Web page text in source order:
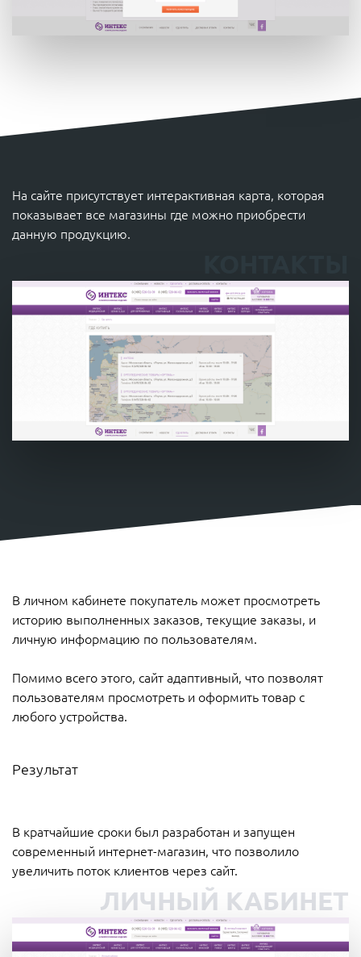
На сайте присутствует интерактивная карта, которая
показывает все магазины где можно приобрести
данную продукцию.
В личном кабинете покупатель может просмотреть
историю выполненных заказов, текущие заказы, и
личную информацию по пользователям.
Помимо всего этого, сайт адаптивный, что позволят
пользователям просмотреть и оформить товар с
любого устройства.
Результат
В кратчайшие сроки был разработан и запущен
современный интернет-магазин, что позволило
увеличить поток клиентов через сайт.
ЛИЧНЫЙ КАБИНЕТ